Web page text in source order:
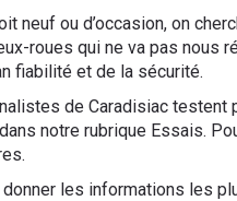
neuf ou d’occasion, on
roues qui ne va pas nous
fiabilité et de la sécurité.
de Caradisiac testent
notre rubrique Essais.
les informations les